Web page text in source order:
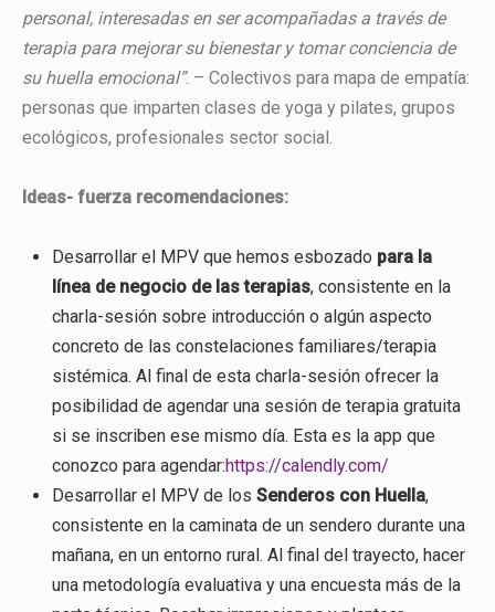
personal, interesadas en ser acompañadas a través de
terapia para mejorar su bienestar y tomar conciencia de
su huella emocional”. – Colectivos para mapa de empatía:
personas que imparten clases de yoga y pilates, grupos
ecológicos, profesionales sector social.
Ideas- fuerza recomendaciones:
Desarrollar el MPV que hemos esbozado para la
línea de negocio de las terapias, consistente en la
charla-sesión sobre introducción o algún aspecto
concreto de las constelaciones familiares/terapia
sistémica. Al final de esta charla-sesión ofrecer la
posibilidad de agendar una sesión de terapia gratuita
si se inscriben ese mismo día. Esta es la app que
conozco para agendar:https://calendly.com/
Desarrollar el MPV de los Senderos con Huella,
consistente en la caminata de un sendero durante una
mañana, en un entorno rural. Al final del trayecto, hacer
una metodología evaluativa y una encuesta más de la